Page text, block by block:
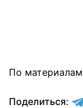
По материалам
Поделиться: